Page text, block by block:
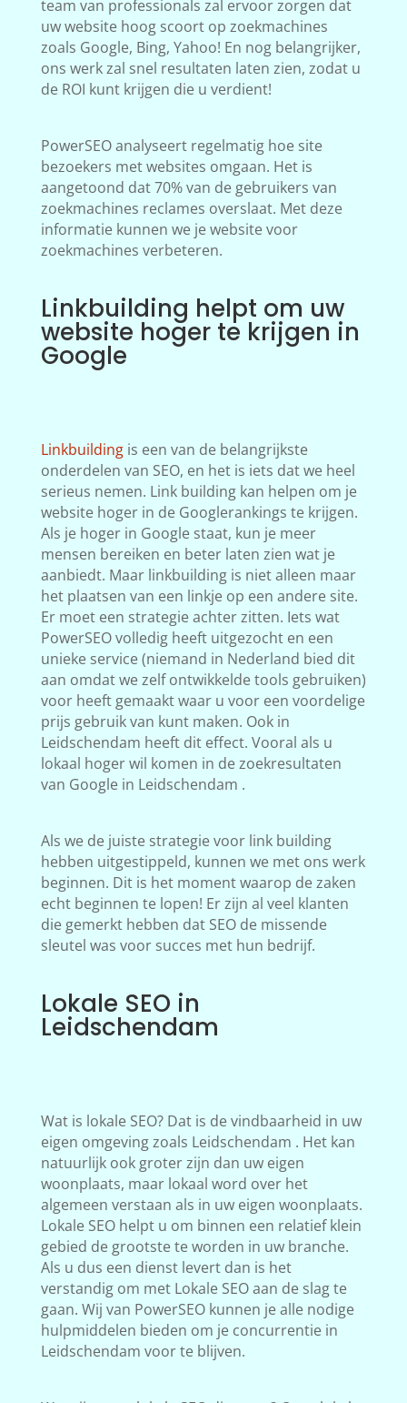
team van professionals zal ervoor zorgen dat
uw website hoog scoort op zoekmachines
zoals Google, Bing, Yahoo! En nog belangrijker,
ons werk zal snel resultaten laten zien, zodat u
de ROI kunt krijgen die u verdient!
PowerSEO analyseert regelmatig hoe site
bezoekers met websites omgaan. Het is
aangetoond dat 70% van de gebruikers van
zoekmachines reclames overslaat. Met deze
informatie kunnen we je website voor
zoekmachines verbeteren.
Linkbuilding helpt om uw
website hoger te krijgen in
Google
Linkbuildingis een van de belangrijkste
onderdelen van SEO, en het is iets dat we heel
serieus nemen. Link building kan helpen om je
website hoger in de Googlerankings te krijgen.
Als je hoger in Google staat, kun je meer
mensen bereiken en beter laten zien wat je
aanbiedt. Maar linkbuilding is niet alleen maar
het plaatsen van een linkje op een andere site.
Er moet een strategie achter zitten. Iets wat
PowerSEO volledig heeft uitgezocht en een
unieke service (niemand in Nederland bied dit
aan omdat we zelf ontwikkelde tools gebruiken)
voor heeft gemaakt waar u voor een voordelige
prijs gebruik van kunt maken. Ook in
Leidschendam heeft dit effect. Vooral als u
lokaal hoger wil komen in de zoekresultaten
van Google in Leidschendam .
Als we de juiste strategie voor link building
hebben uitgestippeld, kunnen we met ons werk
beginnen. Dit is het moment waarop de zaken
echt beginnen te lopen! Er zijn al veel klanten
die gemerkt hebben dat SEO de missende
sleutel was voor succes met hun bedrijf.
Lokale SEO in
Leidschendam
Wat is lokale SEO? Dat is de vindbaarheid in uw
eigen omgeving zoals Leidschendam . Het kan
natuurlijk ook groter zijn dan uw eigen
woonplaats, maar lokaal word over het
algemeen verstaan als in uw eigen woonplaats.
Lokale SEO helpt u om binnen een relatief klein
gebied de grootste te worden in uw branche.
Als u dus een dienst levert dan is het
verstandig om met Lokale SEO aan de slag te
gaan. Wij van PowerSEO kunnen je alle nodige
hulpmiddelen bieden om je concurrentie in
Leidschendam voor te blijven.